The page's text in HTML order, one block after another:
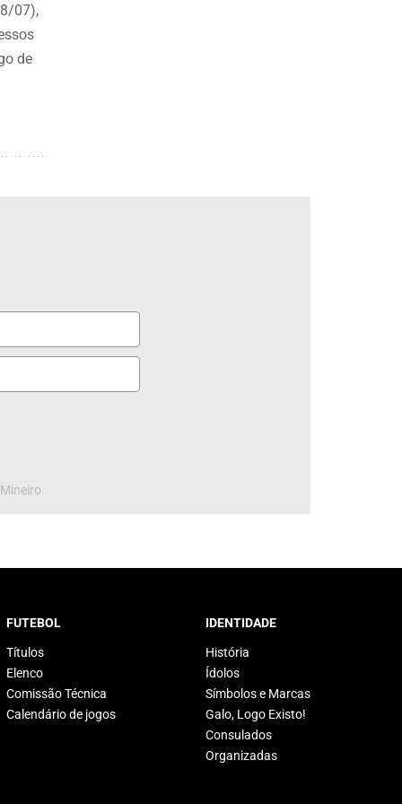
07),
de
FUTEBOL
Títulos
Elenco
Comissão Técnica
Calendário de jogos
IDENTIDADE
História
Ídolos
Símbolos e Marcas
Galo, Logo Existo!
Consulados
Organizadas